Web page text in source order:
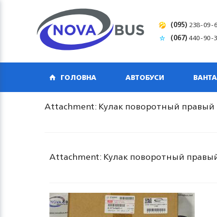
(095) 238-09-
(067)440-90-
ГОЛОВНА АВТОБУСИ
Attachment: Кулак поворотный правый
Attachment: Кулак поворотный